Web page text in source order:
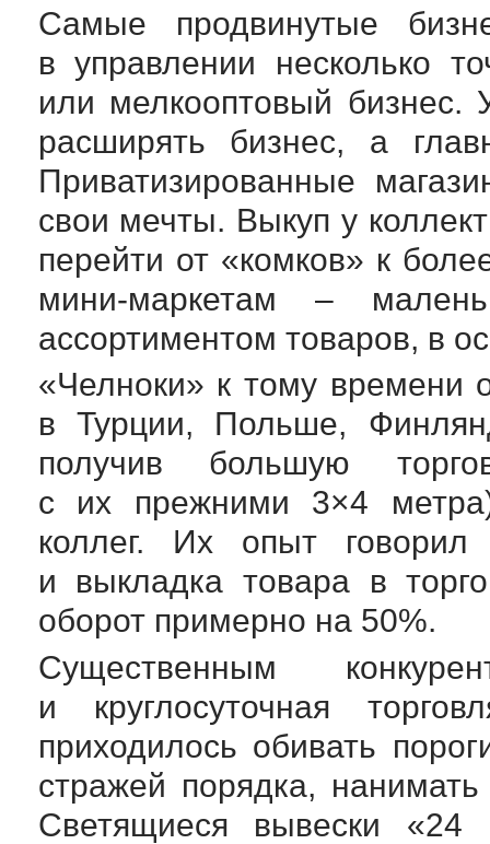
Самые продвинутые
в управлении несколько
или мелкооптовый
расширять бизнес, а
Приватизированные
свои мечты. Выкуп у
перейти от «комков» к
мини-маркетам –
ассортиментом товаров, в
«Челноки» к тому времени
в Турции, Польше,
получив большую
с их прежними 3×4
коллег. Их опыт
и выкладка товара в
оборот примерно на 50%.
Существенным
и круглосуточная
приходилось обивать
стражей порядка,
Светящиеся вывески «24